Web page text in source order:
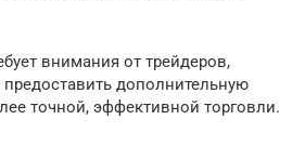
внимания от трейдеров,
дополнительную
точной, эффективной торговли.